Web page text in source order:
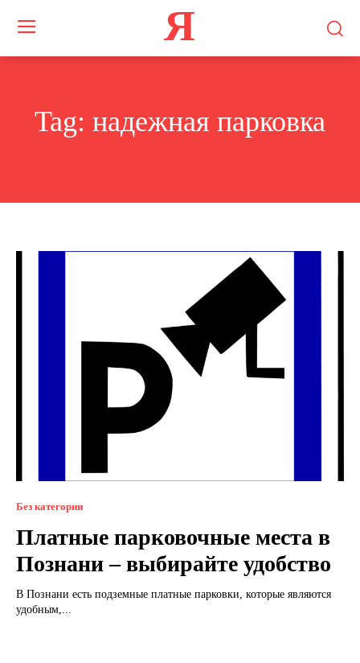
Я
Tag: надежная парковка
Без категории
Платные парковочные места в
Познани – выбирайте удобство
В Познани есть подземные платные парковки, которые являются
удобным,...